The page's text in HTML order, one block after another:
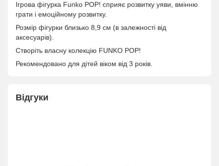
Ігрова фігурка Funko POP! сприяє розвитку уяви, вмінню
грати і емоційному розвитку.
Розмір фігурки близько 8,9 см (в залежності від
аксесуарів).
Створіть власну колекцію FUNKO POP!
Рекомендовано для дітей віком від 3 років.
Відгуки